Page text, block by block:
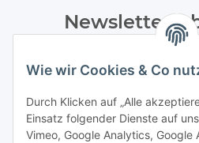
Wie wir Cookies & Co
Durch Klicken auf „Alle
Einsatz folgender Dienste auf
Vimeo, Google Analytics, Google
Newsletter
Datenschutzerklärungregelmäßig